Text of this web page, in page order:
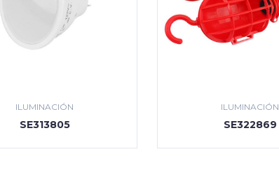
ILUMINACIÓN
SE313805
ILUMINACIÓN
SE322869